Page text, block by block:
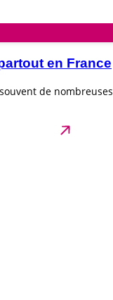
en France
de nombreuses